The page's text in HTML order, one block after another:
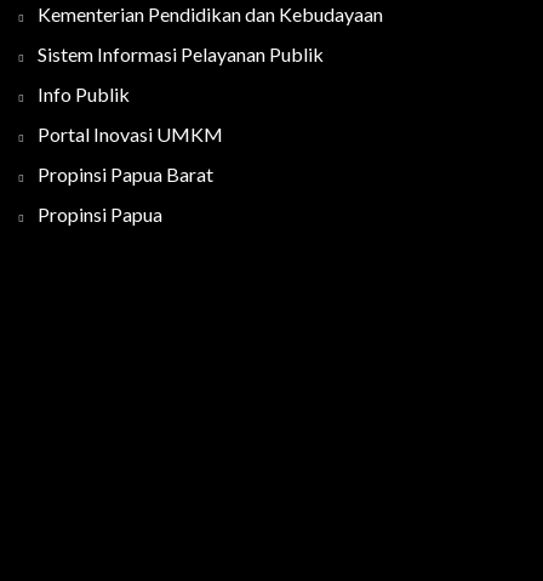
Kementerian Pendidikan dan Kebudayaan
Sistem Informasi Pelayanan Publik
Info Publik
Portal Inovasi UMKM
Propinsi Papua Barat
Propinsi Papua